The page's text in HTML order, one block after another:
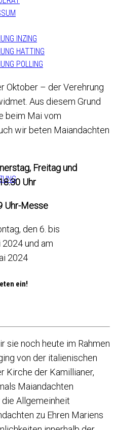
INZING
HATTING
POLLING
Oktober – der Verehrung
Aus diesem Grund
beim Mai vom
wir beten Maiandachten
Freitag und
Uhr
Uhr-Messe
den 6. bis
2024 und am
2024
ein!
sie noch heute im Rahmen
von der italienischen
Kirche der Kamillianer,
Maiandachten
Allgemeinheit
zu Ehren Mariens